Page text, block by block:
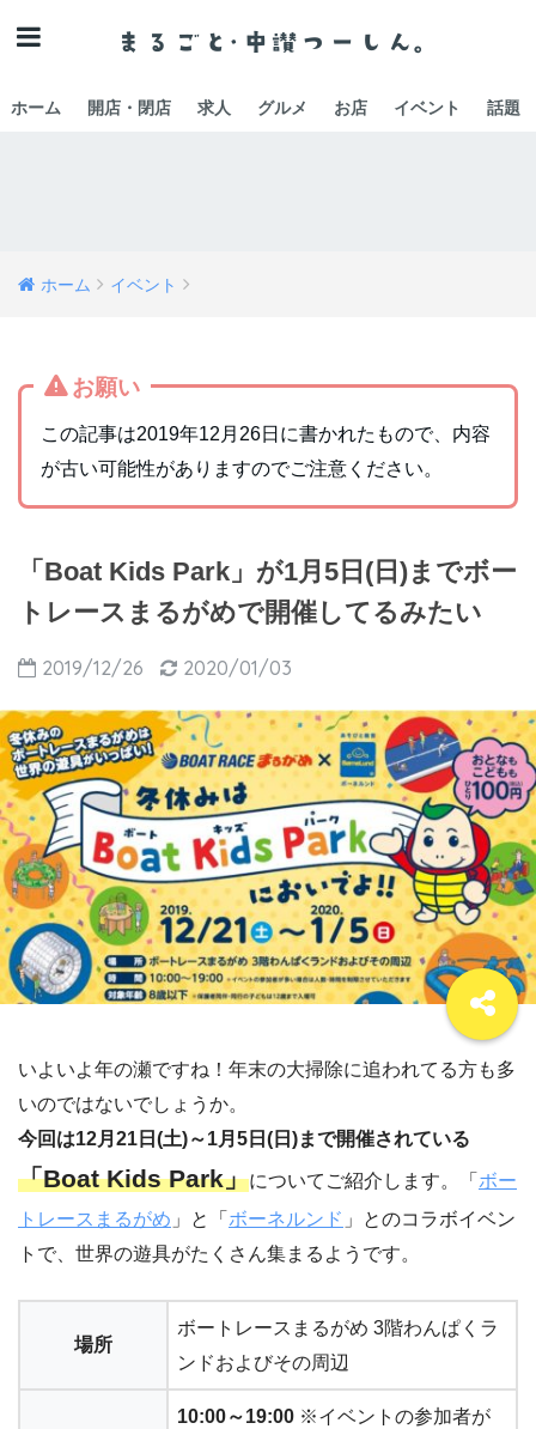
ホーム 開店・閉店 求人 グルメ お店 イベント 話題
ホーム イベント
お願い
この記事は2019年12月26日に書かれたもので、内容
が古い可能性がありますのでご注意ください。
「Boat Kids Park」が1月5日(日)までボー
トレースまるがめで開催してるみたい
2019/12/26 2020/01/03
いよいよ年の瀬ですね！年末の大掃除に追われてる方も多
いのではないでしょうか。
今回は12月21日(土)～1月5日(日)まで開催されている
「Boat Kids Park」についてご紹介します。「 ボー
トレースまるがめ 」と「 ボーネルンド 」とのコラボイベン
トで、世界の遊具がたくさん集まるようです。
場所
ボートレースまるがめ 3階わんぱくラ
ンドおよびその周辺
10:00～19:00 ※イベントの参加者が